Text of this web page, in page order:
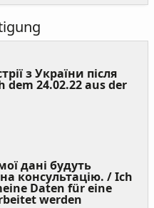
з України після
dem 24.02.22 aus der
дані будуть
консультацію. / Ich
Daten für eine
werden